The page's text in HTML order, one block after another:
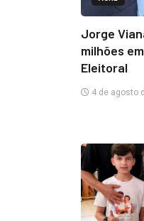
Jorge
milhões
Eleitoral
4 de agosto